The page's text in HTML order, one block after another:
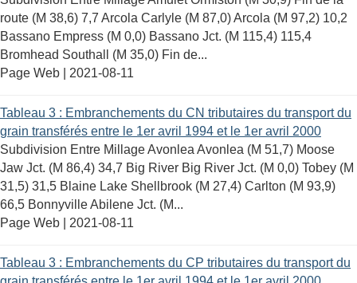
route (M 38,6) 7,7 Arcola Carlyle (M 87,0) Arcola (M 97,2) 10,2
Bassano Empress (M 0,0) Bassano Jct. (M 115,4) 115,4
Bromhead Southall (M 35,0) Fin de...
Page Web | 2021-08-11
Tableau 3 : Embranchements du CN tributaires du transport du
grain transférés entre le 1er avril 1994 et le 1er avril 2000
Subdivision Entre Millage Avonlea Avonlea (M 51,7) Moose
Jaw Jct. (M 86,4) 34,7 Big River Big River Jct. (M 0,0) Tobey (M
31,5) 31,5 Blaine Lake Shellbrook (M 27,4) Carlton (M 93,9)
66,5 Bonnyville Abilene Jct. (M...
Page Web | 2021-08-11
Tableau 3 : Embranchements du CP tributaires du transport du